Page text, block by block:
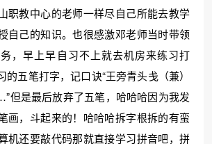
职教中心的老师一样尽自己所能去教学
自己的知识。也很感激邓老师当时带领
，早上早自习不上就去机房来练习打
的五笔打字，记口诀“王旁青头戋（兼）
最后放弃了五笔，哈哈哈因为我发
画，斗起来的！哈哈哈拆字根拆的有蛮
机还要敲代码那就直接学习拼音吧，拼